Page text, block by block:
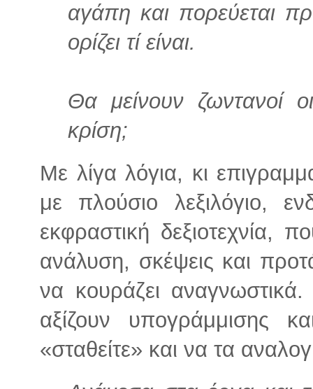
αγάπη και πορεύεται
ορίζει τί είναι.
Θα μείνουν ζωντανοί
κρίση;
Με λίγα λόγια, κι
με πλούσιο λεξιλόγιο,
εκφραστική δεξιοτεχνία,
ανάλυση, σκέψεις και
να κουράζει
αξίζουν υπογράμμισης
«σταθείτε» και να τα